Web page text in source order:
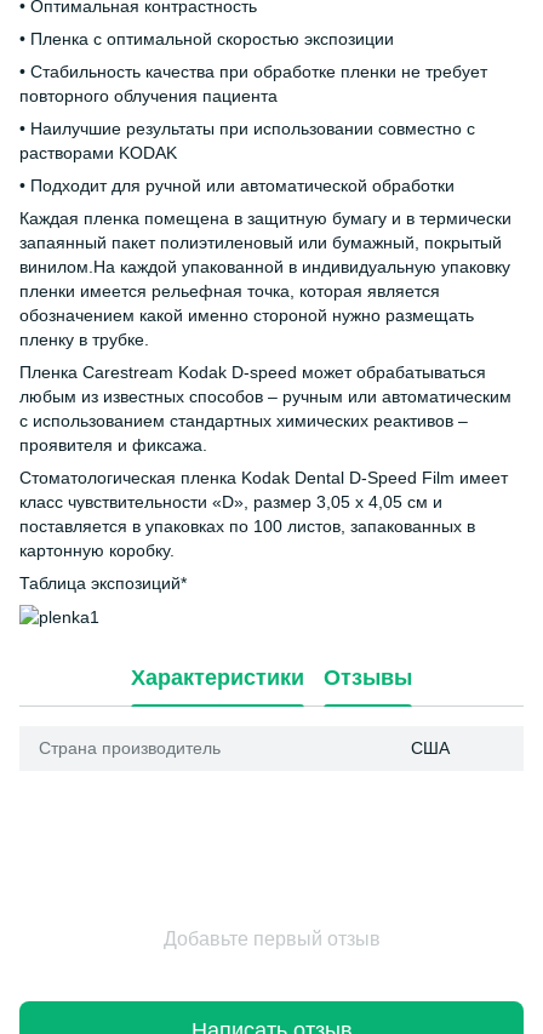
• Оптимальная контрастность
• Пленка с оптимальной скоростью экспозиции
• Стабильность качества при обработке пленки не требует
повторного облучения пациента
• Наилучшие результаты при использовании совместно с
растворами KODAK
• Подходит для ручной или автоматической обработки
Каждая пленка помещена в защитную бумагу и в термически
запаянный пакет полиэтиленовый или бумажный, покрытый
винилом.На каждой упакованной в индивидуальную упаковку
пленки имеется рельефная точка, которая является
обозначением какой именно стороной нужно размещать
пленку в трубке.
Пленка Carestream Kodak D-speed может обрабатываться
любым из известных способов – ручным или автоматическим
с использованием стандартных химических реактивов –
проявителя и фиксажа.
Стоматологическая пленка Kodak Dental D-Speed Film имеет
класс чувствительности «D», размер 3,05 х 4,05 см и
поставляется в упаковках по 100 листов, запакованных в
картонную коробку.
Таблица экспозиций*
Характеристики Отзывы
Страна производитель США
Добавьте первый отзыв